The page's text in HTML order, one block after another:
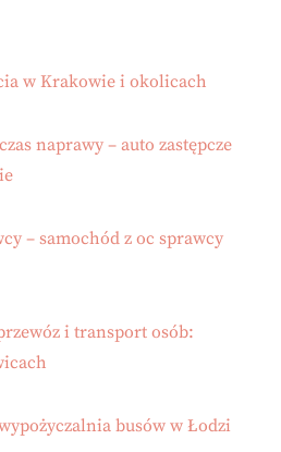
w Krakowie i okolicach
naprawy – auto zastępcze
– samochód z oc sprawcy
i transport osób:
busów w Łodzi